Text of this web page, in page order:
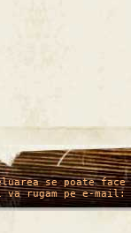
se poate
rugam pe e-mail: